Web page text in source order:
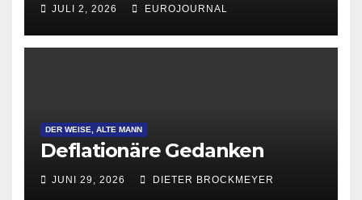
JULI 2, 2026 EUROJOURNAL
DER WEISE, ALTE MANN
Deflationäre Gedanken
JUNI 29, 2026 DIETER BROCKMEYER